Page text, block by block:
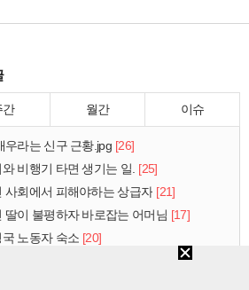
간 월간 이슈
우라는 신구 근황.jpg [26]
비행기 타면 생기는 일. [25]
사회에서 피해야하는 상급자 [21]
딸이 불평하자 바로잡는 어머님 [17]
노동자 숙소 [20]